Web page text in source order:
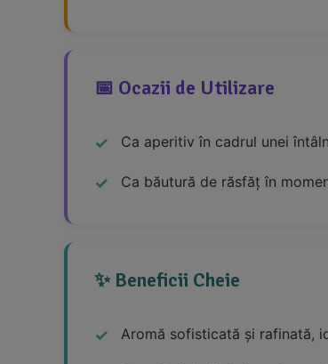
📅 Ocazii de Utilizare
Ca aperitiv în cadrul unei
Ca băutură de răsfăț în
✨ Beneficii Cheie
Aromă sofisticată și rafinată,